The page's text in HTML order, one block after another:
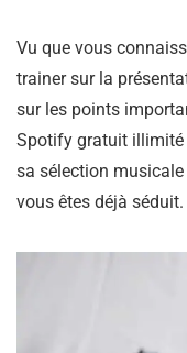
Vu que vous
trainer sur la
sur les points
Spotify gratuit illimité
sa sélection musicale
vous êtes déjà séduit.